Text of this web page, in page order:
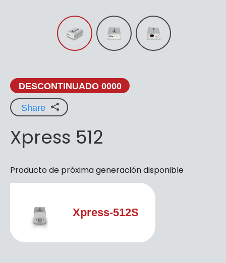
Share
DESCONTINUADO 0000
Xpress 512
Producto de próxima generación disponible
Xpress-512S